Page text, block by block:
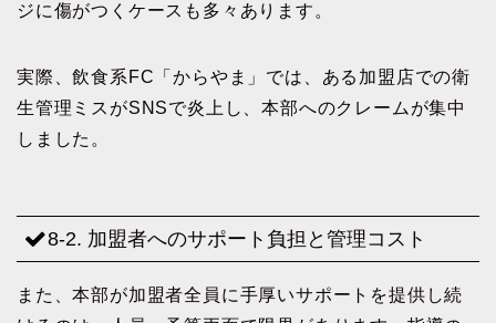
ジに傷がつくケースも多々あります。
実際、飲食系FC「からやま」では、ある加盟店での衛
生管理ミスがSNSで炎上し、本部へのクレームが集中
しました。
8-2. 加盟者へのサポート負担と管理コスト
また、本部が加盟者全員に手厚いサポートを提供し続